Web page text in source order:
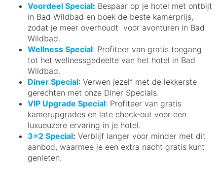
Voordeel Special: Bespaar op je hotel met ontbijt
in Bad Wildbad en boek de beste kamerprijs,
zodat je meer overhoudt voor avonturen in Bad
Wildbad.
Wellness Special: Profiteer van gratis toegang
tot het wellnessgedeelte van het hotel in Bad
Wildbad.
Diner Special: Verwen jezelf met de lekkerste
gerechten met onze Diner Specials.
VIP Upgrade Special: Profiteer van gratis
kamerupgrades en late check-out voor een
luxueuzere ervaring in je hotel.
3=2 Special: Verblijf langer voor minder met dit
aanbod, waarmee je een extra nacht gratis kunt
genieten.